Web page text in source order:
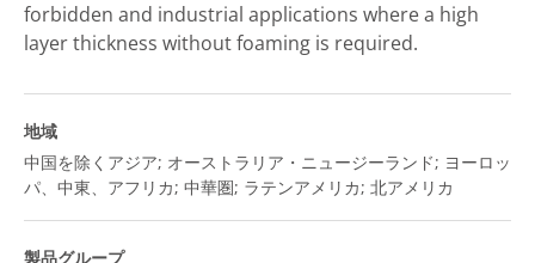
forbidden and industrial applications where a high
layer thickness without foaming is required.
地域
中国を除くアジア; オーストラリア・ニュージーランド; ヨーロッ
パ、中東、アフリカ; 中華圏; ラテンアメリカ; 北アメリカ
製品グループ